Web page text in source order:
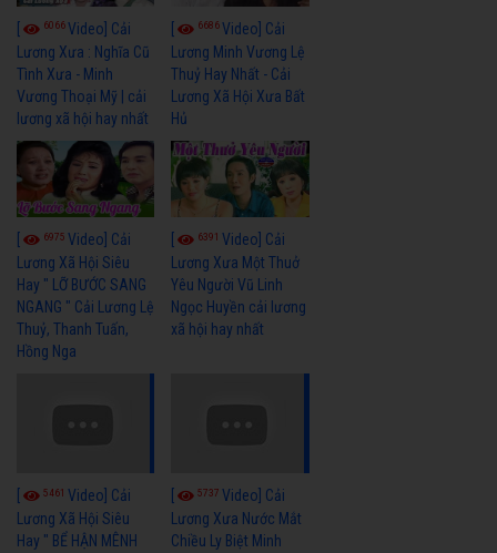
[ 6066Video] Cải
Lương Xưa : Nghĩa Cũ
Tình Xưa - Minh
Vương Thoại Mỹ | cải
lương xã hội hay nhất
[ 6686Video] Cải
Lương Minh Vương Lệ
Thuỷ Hay Nhất - Cải
Lương Xã Hội Xưa Bất
Hủ
6975 Video] Cải
Lương Xã Hội Siêu
Hay " LỠ BƯỚC SANG
NGANG " Cải Lương Lệ
Thuỷ, Thanh Tuấn,
Hồng Nga
6391Video] Cải
Lương Xưa Một Thuở
Yêu Người Vũ Linh
Ngọc Huyền cải lương
xã hội hay nhất
5461 Video] Cải
Lương Xã Hội Siêu
Hay " BỂ HẬN MÊNH
5737Video] Cải
Lương Xưa Nước Mắt
Chiều Ly Biệt Minh